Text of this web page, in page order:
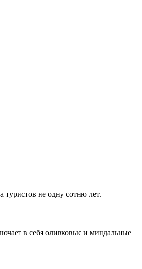
не одну сотню лет.
в себя оливковые и миндальные